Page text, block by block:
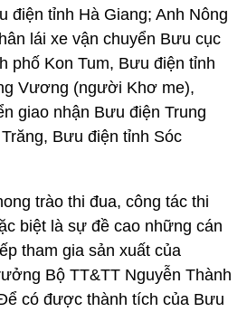
điện tỉnh Hà Giang; Anh Nông
lái xe vận chuyển Bưu cục
phố Kon Tum, Bưu điện tỉnh
Vương (người Khơ me),
giao nhận Bưu điện Trung
Bưu điện tỉnh Sóc
trào thi đua, công tác thi
biệt là sự đề cao những cán
tham gia sản xuất của
Bộ TT&TT Nguyễn Thành
có được thành tích của Bưu